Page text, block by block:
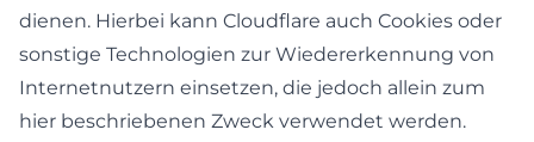
dienen. Hierbei kann Cloudflare auch Cookies oder
sonstige Technologien zur Wiedererkennung von
Internetnutzern einsetzen, die jedoch allein zum
hier beschriebenen Zweck verwendet werden.